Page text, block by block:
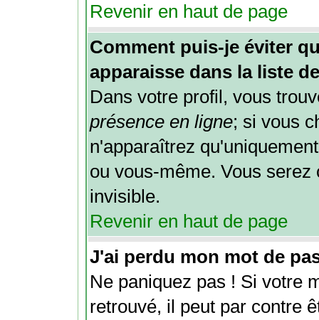
Revenir en haut de page
Comment puis-je éviter
apparaisse dans la liste
Dans votre profil, vous
présence en ligne; si vous
n'apparaîtrez
ou vous-même. Vous
invisible.
Revenir en haut de page
J'ai perdu mon mot de
Ne paniquez pas ! Si votre
retrouvé, il peut par contre